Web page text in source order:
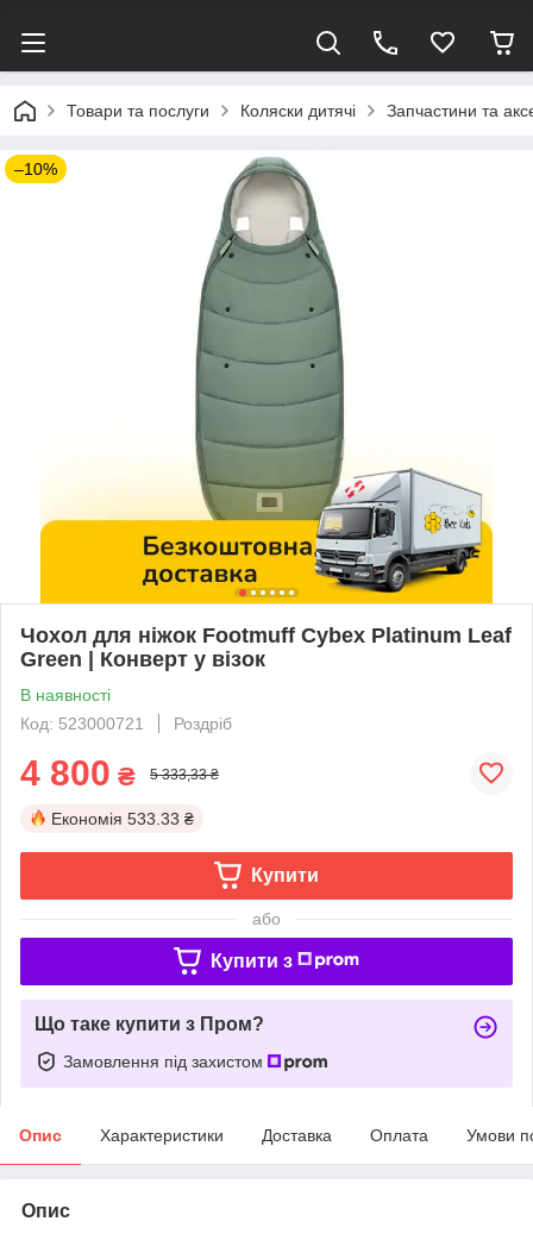
Товари та послуги Коляски дитячі Запчастини та
–10%
Чохол для ніжок Footmuff Cybex Platinum Leaf
Green | Конверт у візок
В наявності
Код: 523000721
Роздріб
4 800 ₴ 5 333,33 ₴
Економія 533.33 ₴
Купити
або
Купити з
Що таке купити з Пром?
Замовлення під захистом
Опис Характеристики Доставка Оплата Умови
Опис